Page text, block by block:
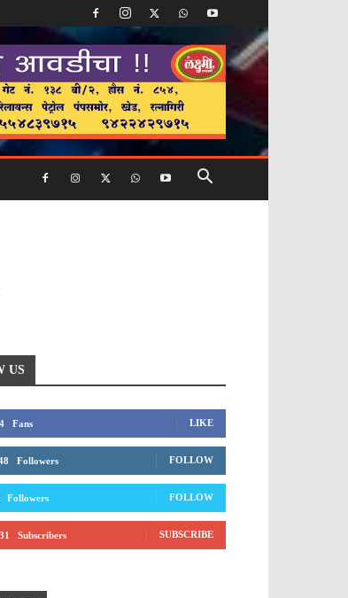
US
Fans LIKE
Followers FOLLOW
Followers FOLLOW
Subscribers SUBSCRIBE